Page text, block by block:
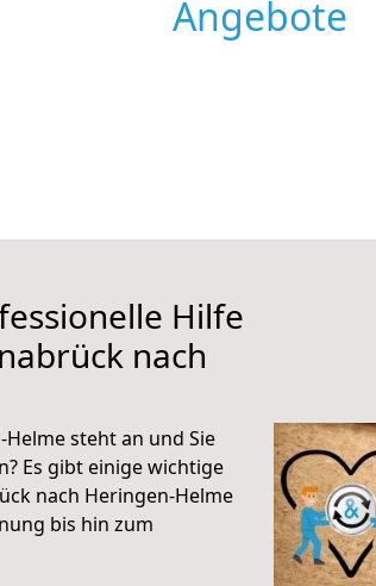
Angebote
Hilfe
nach
steht an und Sie
Es gibt einige wichtige
nach Heringen-Helme
bis hin zum